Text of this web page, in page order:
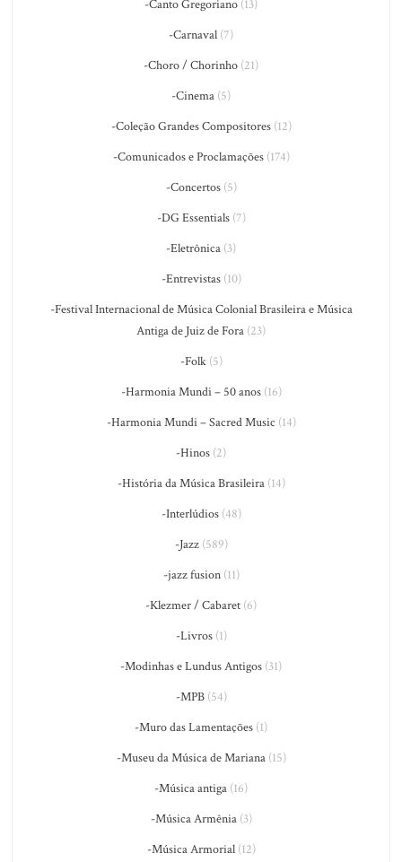
-Canto Gregoriano (13)
-Carnaval (7)
-Choro / Chorinho (21)
-Cinema (5)
-Coleção Grandes Compositores(12)
-Comunicados e Proclamações(174)
-Concertos(5)
-DG Essentials(7)
-Eletrônica (3)
-Entrevistas(10)
-Festival Internacional de Música Colonial Brasileira e Música
Antiga de Juiz de Fora (23)
-Folk(5)
-Harmonia Mundi – 50 anos(16)
-Harmonia Mundi – Sacred Music (14)
-Hinos (2)
-História da Música Brasileira(14)
-Interlúdios(48)
-Jazz(589)
-jazz fusion(11)
-Klezmer / Cabaret (6)
-Livros(1)
-Modinhas e Lundus Antigos (31)
-MPB(54)
-Muro das Lamentações (1)
-Museu da Música de Mariana(15)
-Música antiga (16)
-Música Armênia(3)
-Música Armorial(12)